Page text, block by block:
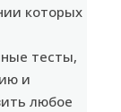
которых
тесты,
и
любое